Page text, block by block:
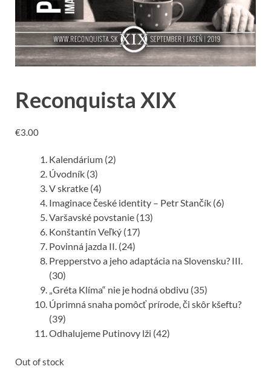
Reconquista XIX
€3.00
Kalendárium (2)
Úvodník (3)
V skratke (4)
Imaginace české identity – Petr Stančík (6)
Varšavské povstanie (13)
Konštantín Veľký (17)
Povinná jazda II. (24)
Prepperstvo a jeho adaptácia na Slovensku? III.
(30)
„Gréta Klíma“ nie je hodná obdivu (35)
Úprimná snaha pomôcť prírode, či skôr kšeftu?
(39)
Odhalujeme Putinovy lži (42)
Out of stock